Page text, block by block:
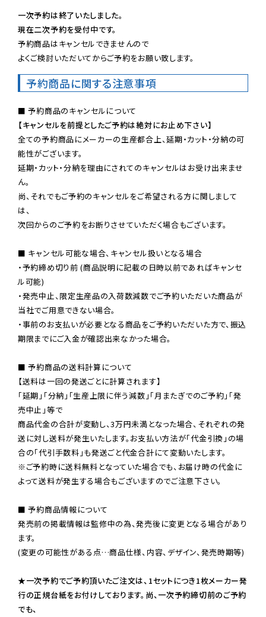
一次予約は終了いたしました。
現在二次予約を受付中です。
予約商品はキャンセルできませんので
よくご検討いただいてからご予約をお願い致します。
予約商品に関する注意事項
【キャンセルを前提としたご予約は絶対にお止め下さい】
全ての予約商品にメーカーの生産都合上、延期・カット・分納の可
能性がございます。
延期・カット・分納を理由にされてのキャンセルはお受け出来ませ
ん。
尚、それでもご予約のキャンセルをご希望される方に関しまして
は、
次回からのご予約をお断りさせていただく場合もございます。
■ キャンセル可能な場合、キャンセル扱いとなる場合
・予約締め切り前 (商品説明に記載の日時以前であればキャンセ
ル可能)
・発売中止、限定生産品の入荷数減数でご予約いただいた商品が
当社でご用意できない場合。
・事前のお支払いが必要となる商品をご予約いただいた方で、振込
期限までにご入金が確認出来なかった場合。
■ 予約商品の送料計算について
【送料は一回の発送ごとに計算されます】
「延期」「分納」「生産上限に伴う減数」「月またぎでのご予約」「発
売中止」等で
商品代金の合計が変動し、3万円未満となった場合、それぞれの発
送に対し送料が発生いたします。お支払い方法が「代金引換」の場
※ご予約時に送料無料となっていた場合でも、お届け時の代金に
よって送料が発生する場合もございますのでご注意下さい。
■ 予約商品情報について
発売前の掲載情報は監修中の為、発売後に変更となる場合があり
ます。
(変更の可能性がある点…商品仕様、内容、デザイン、発売時期等)
★一次予約でご予約頂いたご注文は、1セットにつき1枚メーカー発
行の正規台紙をお付けしております。尚、一次予約締切前のご予約
でも、